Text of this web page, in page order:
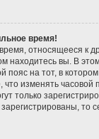
время!
относящееся к
находитесь вы. В
пояс на тот, в
что изменять часовой
только
то